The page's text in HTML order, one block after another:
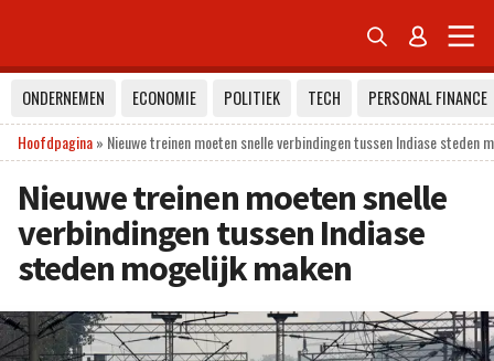
 
ONDERNEMEN ECONOMIE POLITIEK TECH
PERSONAL FINANCE
Hoofdpagina» Nieuwe treinen moeten snelle verbindingen tussen Indiase steden
Nieuwe treinen moeten snelle
verbindingen tussen Indiase
steden mogelijk maken